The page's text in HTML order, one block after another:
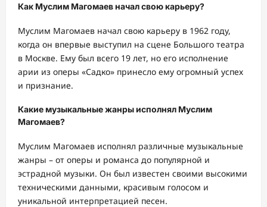
Как Муслим Магомаев начал свою карьеру?
Муслим Магомаев начал свою карьеру в 1962 году,
когда он впервые выступил на сцене Большого театра
в Москве. Ему был всего 19 лет, но его исполнение
арии из оперы «Садко» принесло ему огромный успех
и признание.
Какие музыкальные жанры исполнял Муслим
Магомаев?
Муслим Магомаев исполнял различные музыкальные
жанры – от оперы и романса до популярной и
эстрадной музыки. Он был известен своими высокими
техническими данными, красивым голосом и
уникальной интерпретацией песен.